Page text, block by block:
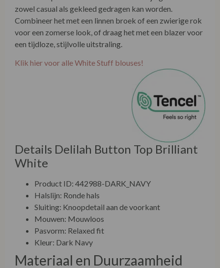
zowel casual als gekleed gedragen kan worden.
Combineer het met een linnen broek of een zwierige rok
voor een zomerse look, of draag het met een blazer voor
een tijdloze, stijlvolle uitstraling.
Klik hier voor alle White Stuff blouses!
Product ID: 442988-
DARK_NAVY
Sluiting: Knoopdetail aan de voorkant
Mouwen: Mouwloos
Pasvorm: Relaxed fit
Kleur: Dark Navy
Materiaal en Duurzaamheid
De Delilah Button Top is gemaakt van een duurzame en